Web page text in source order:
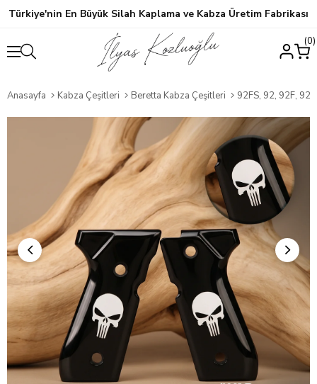
Türkiye'nin En Büyük Silah Kaplama ve Kabza Üretim Fabrikası
0
Anasayfa Kabza Çeşitleri Beretta Kabza Çeşitleri 92FS, 92, 92F,